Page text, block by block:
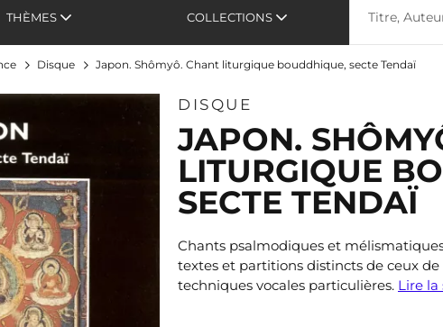
THÈMES COLLECTIONS
Disque Japon. Shômyô. Chant liturgique bouddhique, secte Tendaï
DISQUE
JAPON.
LITURGIQUE
SECTE TENDAÏ
Chants psalmodiques et
textes et partitions distincts de ceux de
techniques vocales particulières. Lire la